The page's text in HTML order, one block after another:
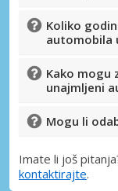
Koliko
automobila
Kako mogu
unajmljeni
Mogu li
Imate li još
kontaktirajte.